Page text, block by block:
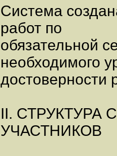
Система
работ по
обязательной
необходимого
достоверности
II. СТРУКТУРА
УЧАСТНИКОВ